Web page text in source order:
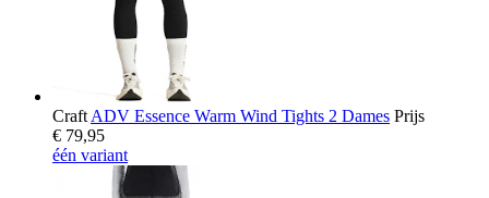
Craft ADV Essence Warm Wind Tights 2 Dames Prijs
€ 79,95
één variant